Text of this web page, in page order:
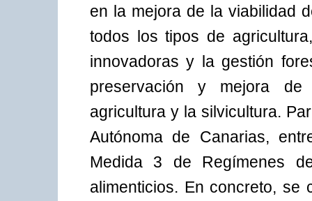
en la mejora de la viabilidad
todos los tipos de
innovadoras y la gestión
preservación y mejora
agricultura y la silvicultura.
Autónoma de Canarias,
Medida 3 de Regímenes
alimenticios. En concreto, se